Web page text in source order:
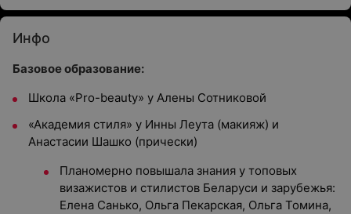
Инфо
Базовое образование:
Школа «Pro-beauty» у Алены Сотниковой
«Академия стиля» у Инны Леута (макияж) и
Анастасии Шашко (прически)
Планомерно повышала знания у топовых
визажистов и стилистов Беларуси и зарубежья:
Елена Санько, Ольга Пекарская, Ольга Томина,